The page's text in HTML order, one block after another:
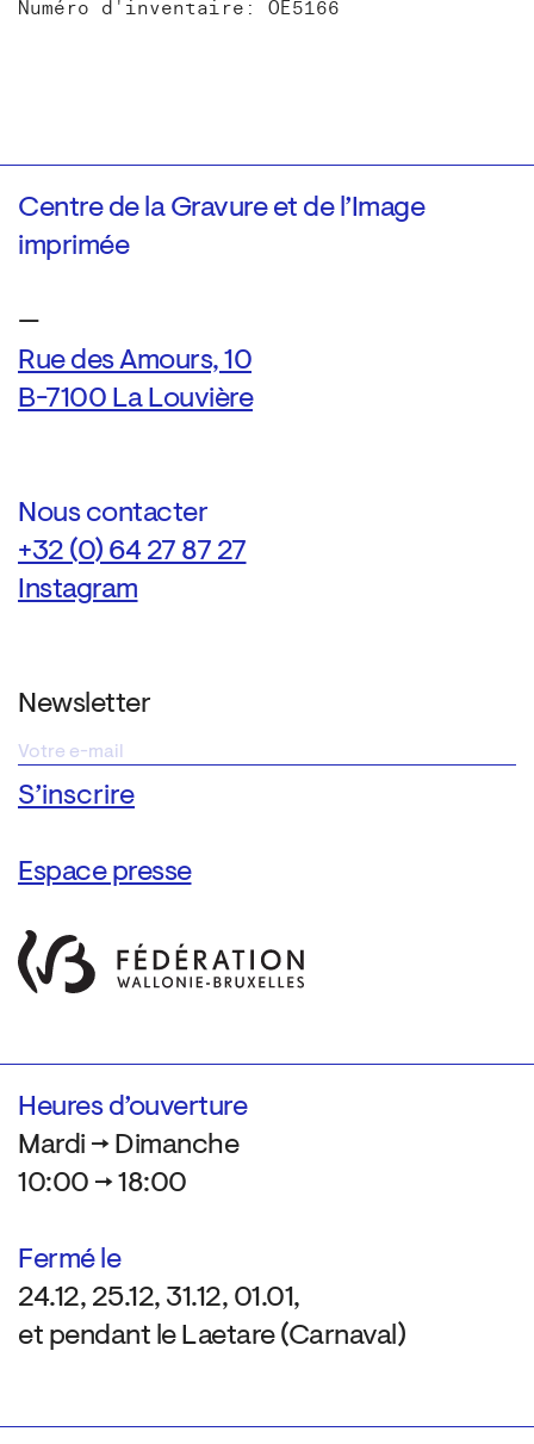
Numéro d'inventaire: OE5166
Centre de la Gravure et de l’Image
imprimée
—
Rue des Amours, 10
B-7100 La Louvière
Nous contacter
+32 (0) 64 27 87 27
Instagram
Newsletter
Espace presse
Heures d’ouverture
Mardi → Dimanche
10:00 → 18:00
Fermé le
24.12, 25.12, 31.12, 01.01,
et pendant le Laetare (Carnaval)